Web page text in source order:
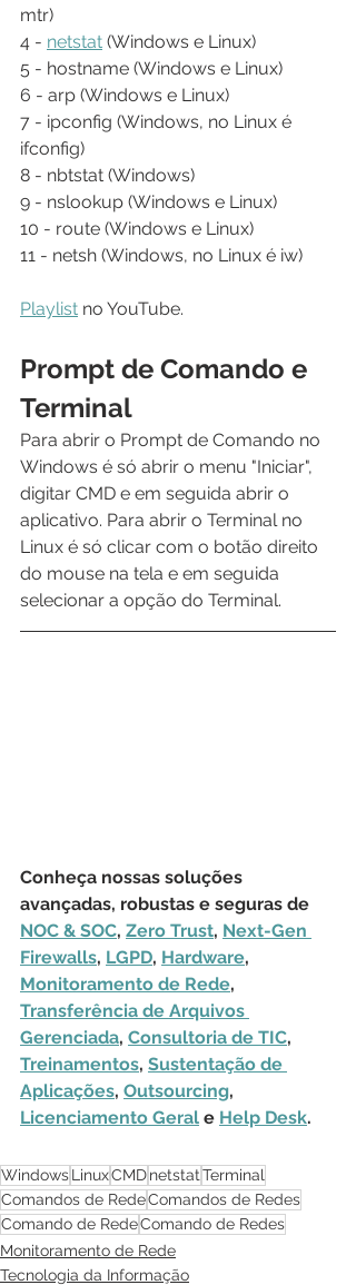
mtr)
4 - netstat (Windows e Linux)
5 - hostname (Windows e Linux)
6 - arp (Windows e Linux)
7 - ipconfig (Windows, no Linux é
ifconfig)
8 - nbtstat (Windows)
9 - nslookup (Windows e Linux)
10 - route (Windows e Linux)
11 - netsh (Windows, no Linux é iw)
Playlist no YouTube.
Prompt de Comando e
Terminal
Para abrir o Prompt de Comando no
Windows é só abrir o menu "Iniciar",
digitar CMD e em seguida abrir o
aplicativo. Para abrir o Terminal no
Linux é só clicar com o botão direito
do mouse na tela e em seguida
selecionar a opção do Terminal.
Conheça nossas soluções
avançadas, robustas e seguras de
NOC & SOC, Zero Trust, Next-Gen
Firewalls, LGPD, Hardware,
Monitoramento de Rede,
Transferência de Arquivos
Gerenciada, Consultoria de TIC,
Treinamentos, Sustentação de
Aplicações, Outsourcing,
Licenciamento Geral e Help Desk.
WindowsLinuxCMDnetstatTerminal
Comandos de RedeComandos de Redes
Comando de RedeComando de Redes
Monitoramento de Rede
Tecnologia da Informação